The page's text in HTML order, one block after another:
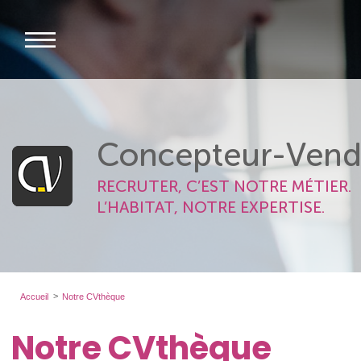
Concepteur-
RECRUTER, C’EST NOTRE MÉTIER.
L’HABITAT, NOTRE EXPERTISE.
Accueil Notre CVthèque
Notre CVthèque